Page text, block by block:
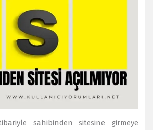
sahibinden sitesine girmeye